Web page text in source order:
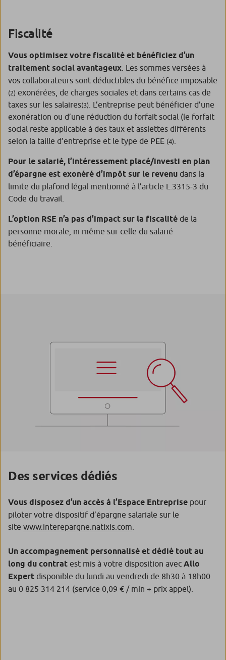
Fiscalité
Vous optimisez votre fiscalité et bénéficiez d’un
traitement social avantageux . Les sommes versées à
vos collaborateurs sont déductibles du bénéfice imposable
(2) exonérées, de charges sociales et dans certains cas de
taxes sur les salaires(3) . L’entreprise peut bénéficier d’une
exonération ou d’une réduction du forfait social (le forfait
social reste applicable à des taux et assiettes différents
selon la taille d’entreprise et le type de PEE (4)
Pour le salarié, l’intéressement placé/investi en plan
d’épargne est exonéré d’impôt sur le revenu dans la
limite du plafond légal mentionné à l’article L.3315-3 du
Code du travail.
L’option RSE n’a pas d’impact sur la fiscalité de la
personne morale, ni même sur celle du salarié
bénéficiaire.
Des services dédiés
Vous disposez d’un accès à l’Espace Entreprise pour
piloter votre dispositif d’épargne salariale sur le
site www.interepargne.natixis.com
Un accompagnement personnalisé et dédié tout au
long du contrat est mis à votre disposition avec Allo
Expert disponible du lundi au vendredi de 8h30 à 18h00
au 0 825 314 214 (service 0,09 € / min + prix appel).